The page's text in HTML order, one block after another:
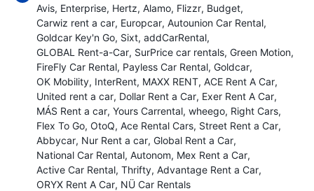
Avis Enterprise Hertz Alamo Flizzr Budget
Carwiz rent a car Europcar Autounion Car Rental
Goldcar Key'n Go Sixt addCarRental
GLOBAL Rent-a-Car SurPrice car rentals Green Motion
FireFly Car Rental Payless Car Rental Goldcar
OK Mobility InterRent MAXX RENT ACE Rent A Car
United rent a car Dollar Rent a Car Exer Rent A Car
MÁS Rent a car Yours Carrental wheego Right Cars
Flex To Go OtoQ Ace Rental Cars Street Rent a Car
Abbycar Nur Rent a car Global Rent a Car
National Car Rental Autonom Mex Rent a Car
Active Car Rental Thrifty Advantage Rent a Car
ORYX Rent A Car NÜ Car Rentals